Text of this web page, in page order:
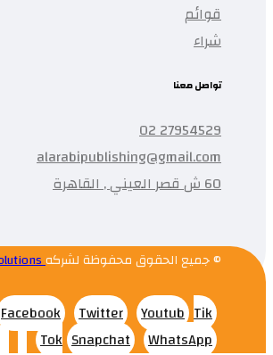
قوائم
شراء
تواصل معنا
27954529 02
alarabipublishing@gmail.com
60 ش قصر العيني , القاهرة
© جميع الحقوق محفوظة لشركهComma Creative Solutions
Facebook Twitter Youtub Tik
Tok Snapchat WhatsApp